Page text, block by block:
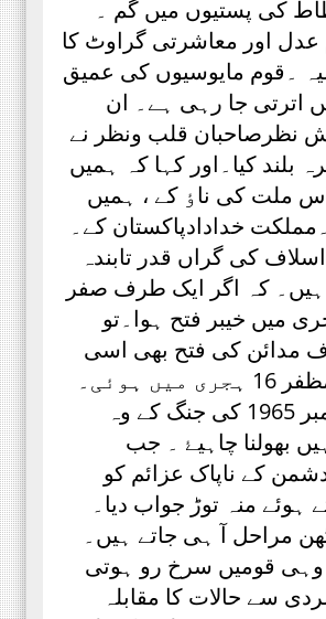
کی پستیوں میں گم ۔
عدل اور معاشرتی گراوٹ کا
۔قوم مایوسیوں کی عمیق
اترتی جا رہی ہے۔ ان
نظرصاحبان قلب ونظر نے
بلند کیا۔اور کہا کہ ہمیں
ملت کی ناٶ کے ، ہمیں
خدادادپاکستان کے۔
کی گراں قدر تابندہ
ہیں۔ کہ اگر ایک طرف صفر
7ہجری میں خیبر فتح ہوا۔تو
مدائن کی فتح بھی اسی
ماہ صفر المظفر 16 ہجری میں ہوئی۔
ہمیں 6 ستمبر 1965 کی جنگ کے وہ
بھولنا چاہیۓ ۔ جب
کے ناپاک عزائم کو
ہوئے منہ توڑ جواب دیا۔
مراحل آ ہی جاتے ہیں۔
قومیں سرخ رو ہوتی
سے حالات کا مقابلہ